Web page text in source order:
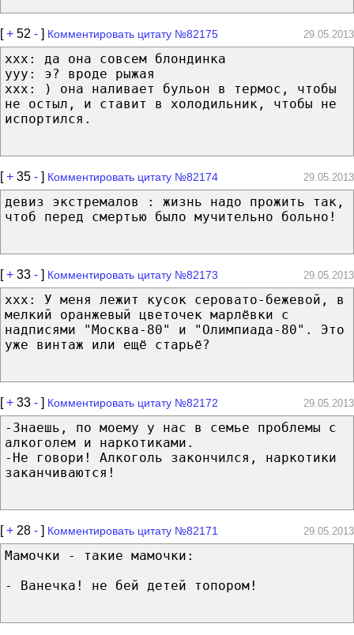
[+ 52 - ] Комментировать цитату №82175 29.05.2013
xxx: да она совсем блондинка
yyy: э? вроде рыжая
xxx: ) она наливает бульон в термос, чтобы
не остыл, и ставит в холодильник, чтобы не
испортился.
[+ 35 - ] Комментировать цитату №82174 29.05.2013
девиз экстремалов : жизнь надо прожить так,
чтоб перед смертью было мучительно больно!
[+ 33 - ] Комментировать цитату №82173 29.05.2013
xxx: У меня лежит кусок серовато-бежевой, в
мелкий оранжевый цветочек марлёвки с
надписями "Москва-80" и "Олимпиада-80". Это
уже винтаж или ещё старьё?
[+ 33 - ] Комментировать цитату №82172 29.05.2013
-Знаешь, по моему у нас в семье проблемы с
алкоголем и наркотиками.
-Не говори! Алкоголь закончился, наркотики
заканчиваются!
[+ 28 - ] Комментировать цитату №82171 29.05.2013
Мамочки - такие мамочки:
- Ванечка! не бей детей топором!